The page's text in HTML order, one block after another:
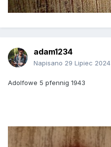
adam1234
Napisano 29 Lipiec 2024
Adolfowe 5 pfennig 1943